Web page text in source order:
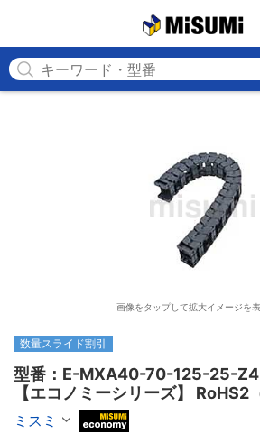
画像をタップして拡大イメージを
数量スライド割引
型番：E-MXA40-70-125-25-
【エコノミーシリーズ】 RoHS2
ーブルキャリア 低発塵・低騒音タ
ミスミ